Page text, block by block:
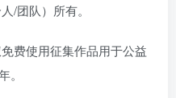
/团队）所有。
费使用征集作品用于公益